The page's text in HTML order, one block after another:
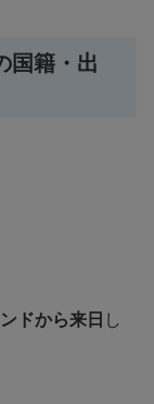
国籍・出
ドから来日 し